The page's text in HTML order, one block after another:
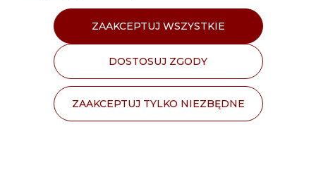
INFORMACJE
O NAS
ZAAKCEPTUJ TYLKO NIEZBĘDNE
DOSTOSUJ ZGODY
ZAAKCEPTUJ WSZYSTKIE